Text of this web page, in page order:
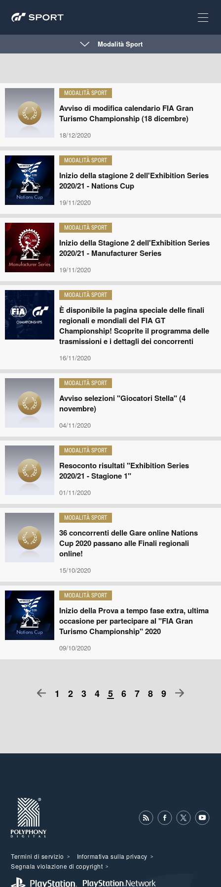
Modalità Sport
MODALITÀ SPORT
Avviso di modifica calendario FIA Gran
Turismo Championship (18 dicembre)
18/12/2020
MODALITÀ SPORT
Inizio della stagione 2 dell'Exhibition Series
2020/21 - Nations Cup
19/11/2020
MODALITÀ SPORT
Inizio della Stagione 2 dell'Exhibition Series
2020/21 - Manufacturer Series
19/11/2020
MODALITÀ SPORT
È disponibile la pagina speciale delle finali
regionali e mondiali del FIA GT
Championship! Scoprite il programma delle
trasmissioni e i dettagli dei concorrenti
16/11/2020
MODALITÀ SPORT
Avviso selezioni "Giocatori Stella" (4
novembre)
04/11/2020
MODALITÀ SPORT
Resoconto risultati "Exhibition Series
2020/21 - Stagione 1"
01/11/2020
MODALITÀ SPORT
36 concorrenti delle Gare online Nations
Cup 2020 passano alle Finali regionali
online!
15/10/2020
MODALITÀ SPORT
Inizio della Prova a tempo fase extra, ultima
occasione per partecipare al "FIA Gran
Turismo Championship" 2020
09/10/2020
1 2 3 4 5 6 7 8 9
Termini di servizio
Informativa sulla privacy
Segnala violazione di copyright